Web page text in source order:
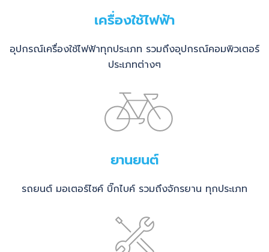
เครื่องใช้ไฟฟ้า
อุปกรณ์เครื่องใช้ไฟฟ้าทุกประเภท รวมถึงอุปกรณ์คอมพิวเตอร์
ประเภทต่างๆ
ยานยนต์
รถยนต์ มอเตอร์ไซค์ บิ๊กไบค์ รวมถึงจักรยาน ทุกประเภท